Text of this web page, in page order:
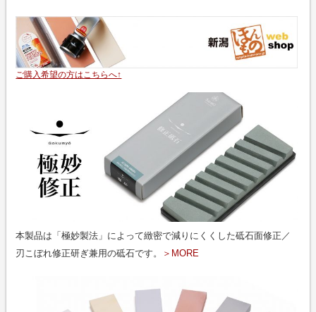
ご購入希望の方はこちらへ↑
本製品は「極妙製法」によって緻密で減りにくくした砥石面修正／
刃こぼれ修正研ぎ兼用の砥石です。
＞MORE